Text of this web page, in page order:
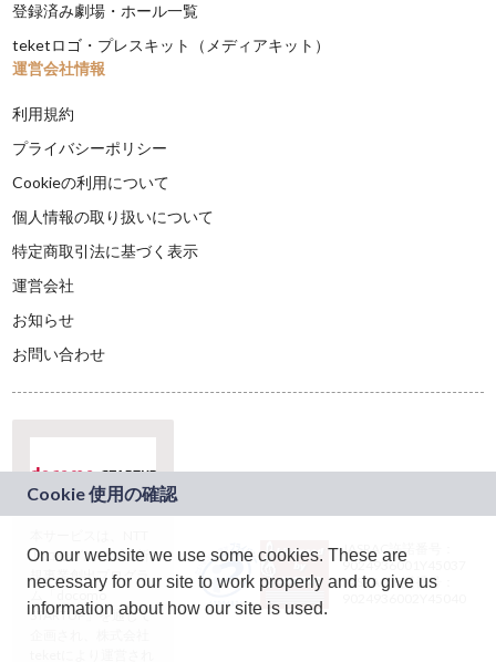
登録済み劇場・ホール一覧
teketロゴ・プレスキット（メディアキット）
運営会社情報
利用規約
プライバシーポリシー
Cookieの利用について
個人情報の取り扱いについて
特定商取引法に基づく表示
運営会社
お知らせ
お問い合わせ
ドコモグループの新
規事業創出プログラ
ム「docomo
STARTUP」を通じて
JASRAC許諾番号：
9024936001Y45037
JASRAC許諾番号：
On our website we use some cookies. These are
necessary for our site to work properly and to give us
information about how our site is used.